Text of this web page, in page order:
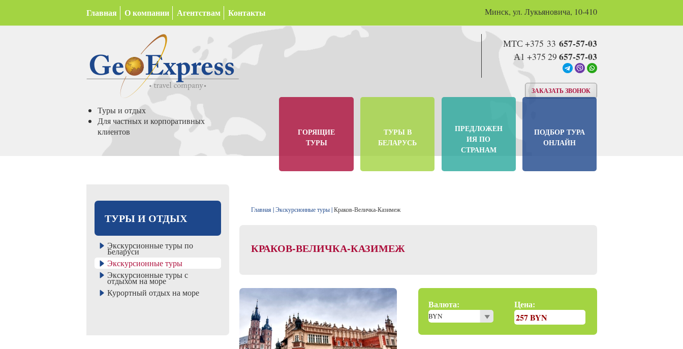
Главная О компании Агентствам Контакты Минск, ул. Лукьяновича, 10-410
Туры и отдых
Для частных и корпоративных
клиентов
МТС +375 33 657-57-03
А1 +375 29 657-57-03
ЗАКАЗАТЬ ЗВОНОК
ГОРЯЩИЕ
ТУРЫ
ТУРЫ В
БЕЛАРУСЬ
ПРЕДЛОЖЕН
ИЯ ПО
СТРАНАМ
ПОДБОР ТУРА
ОНЛАЙН
ТУРЫ И ОТДЫХ
Экскурсионные туры по
Беларуси
Экскурсионные туры
Экскурсионные туры с
отдыхом на море
Курортный отдых на море
Главная|Экскурсионные туры|Краков-Величка-Казимеж
КРАКОВ-ВЕЛИЧКА-КАЗИМЕЖ
Валюта:
Цена:
257 BYN